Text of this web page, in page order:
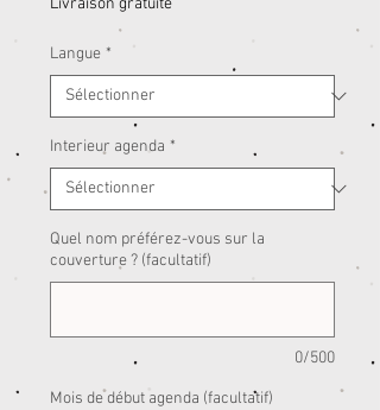
Langue *
Interieur agenda *
Quel nom préférez-vous sur la
couverture ? (facultatif)
0/500
Mois de début agenda (facultatif)